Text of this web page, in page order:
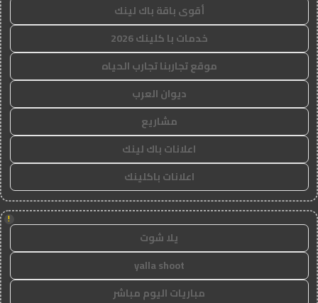
أقوى باقة باك لينك
خدمات با كلينك 2026
موقع تجاربنا تجارب الحياه
ديوان العرب
مشاريع
اعلانات باك لينك
اعلانات باكلينك
!
يلا شوت
yalla shoot
مباريات اليوم مباشر